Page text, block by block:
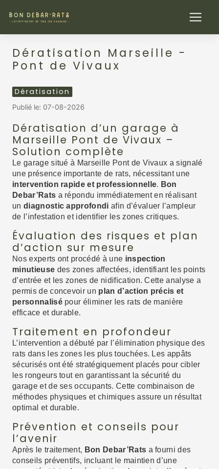
Dératisation Marseille -
Pont de Vivaux
Dératisation
Publié le: 07-08-2026
Dératisation d’un garage à
Marseille Pont de Vivaux –
Solution complète
Le garage situé à Marseille Pont de Vivaux a signalé
une présence importante de rats, nécessitant une
intervention rapide et professionnelle. Bon
Debar’Rats a répondu immédiatement en réalisant
un diagnostic approfondi afin d’évaluer l’ampleur
de l’infestation et identifier les zones critiques.
Évaluation des risques et plan
d’action sur mesure
Nos experts ont procédé à une inspection
minutieuse des zones affectées, identifiant les points
d’entrée et les zones de nidification. Cette analyse a
permis de concevoir un plan d’action précis et
personnalisépour éliminer les rats de manière
efficace et durable.
Traitement en profondeur
L’intervention a débuté par l’élimination physique des
rats dans les zones les plus touchées. Les appâts
sécurisés ont été stratégiquement placés pour cibler
les rongeurs tout en garantissant la sécurité du
garage et de ses occupants. Cette combinaison de
méthodes physiques et chimiques assure un résultat
optimal et durable.
Prévention et conseils pour
l’avenir
Après le traitement, Bon Debar’Rats a fourni des
conseils préventifs, incluant le maintien d’une